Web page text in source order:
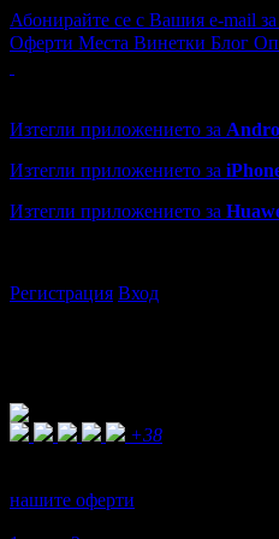
Абонирайте се с Вашия e-mail
Оферти Места Винетки Блог
Изтегли приложението за
Изтегли приложението за
Изтегли приложението за
Регистрация Вход
+38
нашите оферти